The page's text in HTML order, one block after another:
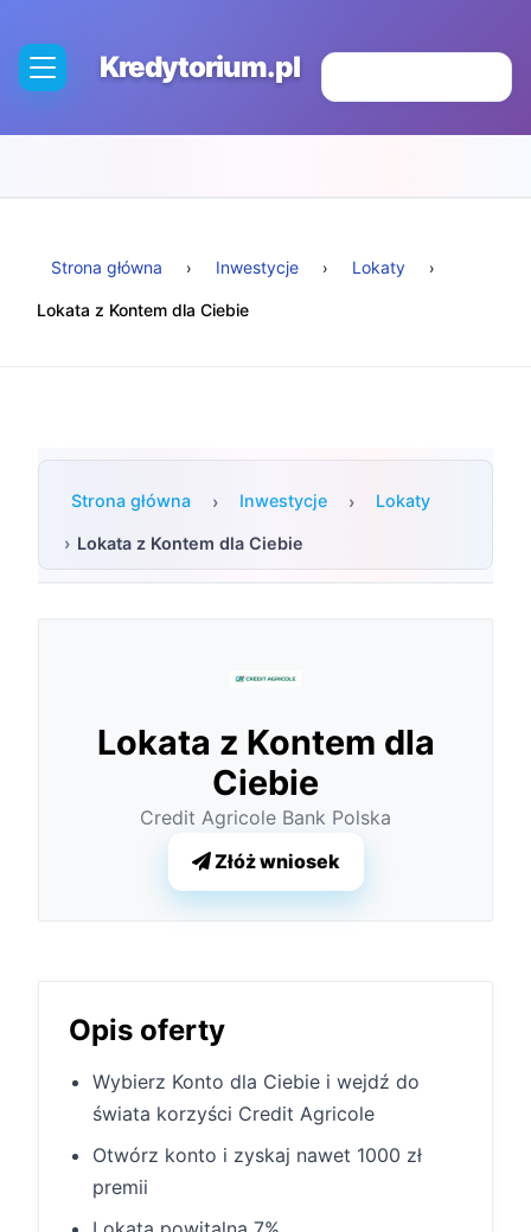
Kredytorium.pl
Strona główna Inwestycje Lokaty
Lokata z Kontem dla Ciebie
Strona główna Inwestycje Lokaty
Lokata z Kontem dla Ciebie
Lokata z Kontem dla
Ciebie
Credit Agricole Bank Polska
Złóż wniosek
Opis oferty
Wybierz Konto dla Ciebie i wejdź do
świata korzyści Credit Agricole
Otwórz konto i zyskaj nawet 1000 zł
premii